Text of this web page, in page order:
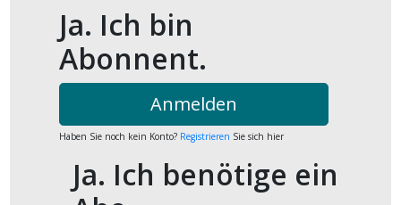
Ja. Ich bin
Abonnent.
Anmelden
Haben Sie noch kein Konto? Registrieren Sie sich hier
Ja. Ich benötige ein